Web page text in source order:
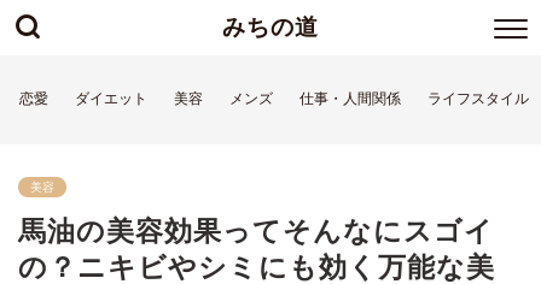
みちの道
恋愛 ダイエット 美容 メンズ 仕事・人間関係 ライフスタイル
美容
馬油の美容効果ってそんなにスゴイ
の？ニキビやシミにも効く万能な美